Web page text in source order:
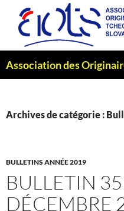
contenu
Archives de catégorie :
BULLETINS ANNÉE 2019
BULLETIN
DÉCEMBRE